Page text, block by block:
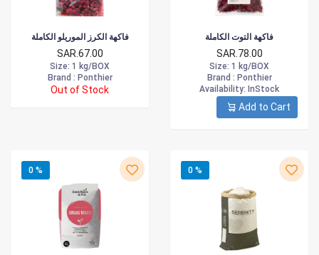
فاكهة الكرز الموريلو الكاملة
SAR.67.00
Size: 1 kg/BOX
Brand : Ponthier
Out of Stock
فاكهة التوت الكاملة
SAR.78.00
Size: 1 kg/BOX
Brand : Ponthier
Availability: InStock
Add to Cart
0 % 0 %